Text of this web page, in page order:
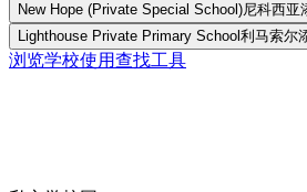
New Hope (Private Special School)尼科西亚
Lighthouse Private Primary School 利马索尔
浏览学校使用查找工具